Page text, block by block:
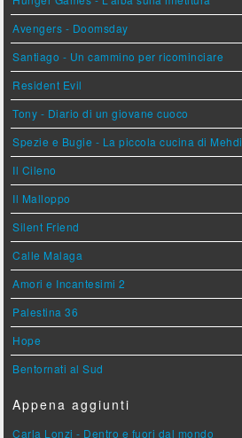
Avengers - Doomsday
Santiago - Un cammino per ricominciare
Resident Evil
Tony - Diario di un giovane cuoco
Spezie e Bugie - La piccola cucina di Mehdi
Il Cileno
Il Malloppo
Silent Friend
Calle Malaga
Amori e Incantesimi 2
Palestina 36
Hope
Bentornati al Sud
Appena aggiunti
Carla Lonzi - Dentro e fuori dal mondo